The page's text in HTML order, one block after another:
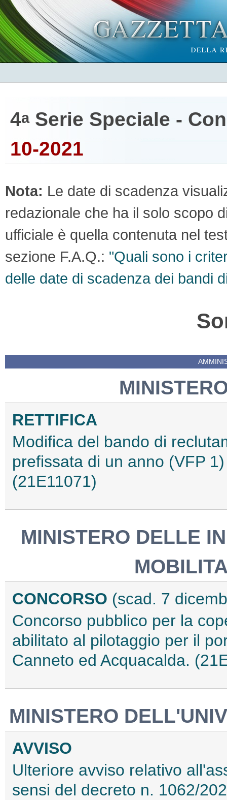
4aSerie Speciale -
10-2021
Nota: Le date di scadenza
redazionale che ha il solo scopo
ufficiale è quella contenuta nel
sezione F.A.Q.: "Quali sono i
delle date di scadenza dei bandi
RETTIFICA
Modifica del bando di
prefissata di un anno (VFP
(21E11071)
MINISTERO DELLE
CONCORSO (scad. 7
Concorso pubblico per la
abilitato al pilotaggio per il
Canneto ed Acquacalda.
MINISTERO
AVVISO
Ulteriore avviso relativo
sensi del decreto n. 1062/